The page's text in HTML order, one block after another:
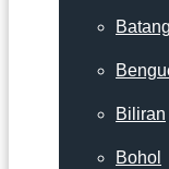
Biliran
Bohol